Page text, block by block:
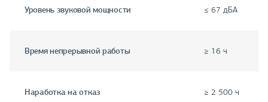
Уровень звуковой мощности ≤ 67 дБА
Время непрерывной работы ≥ 16 ч
Наработка на отказ ≥ 2 500 ч